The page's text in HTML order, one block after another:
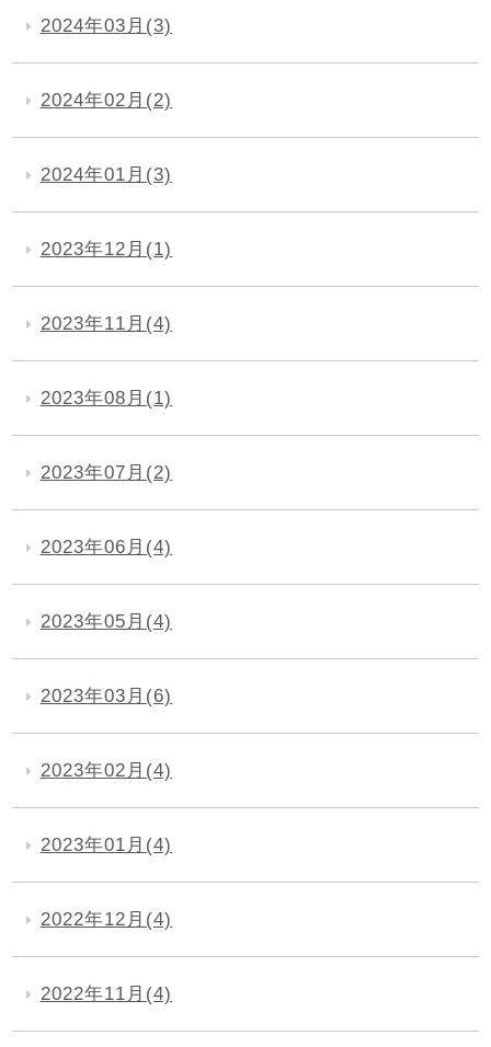
2024年03月(3)
2024年02月(2)
2024年01月(3)
2023年12月(1)
2023年11月(4)
2023年08月(1)
2023年07月(2)
2023年06月(4)
2023年05月(4)
2023年03月(6)
2023年02月(4)
2023年01月(4)
2022年12月(4)
2022年11月(4)